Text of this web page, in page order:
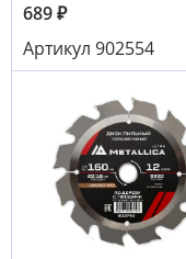
689₽
Артикул 902554